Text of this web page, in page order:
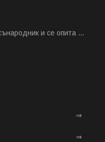
и се опита ...
⇒
⇒